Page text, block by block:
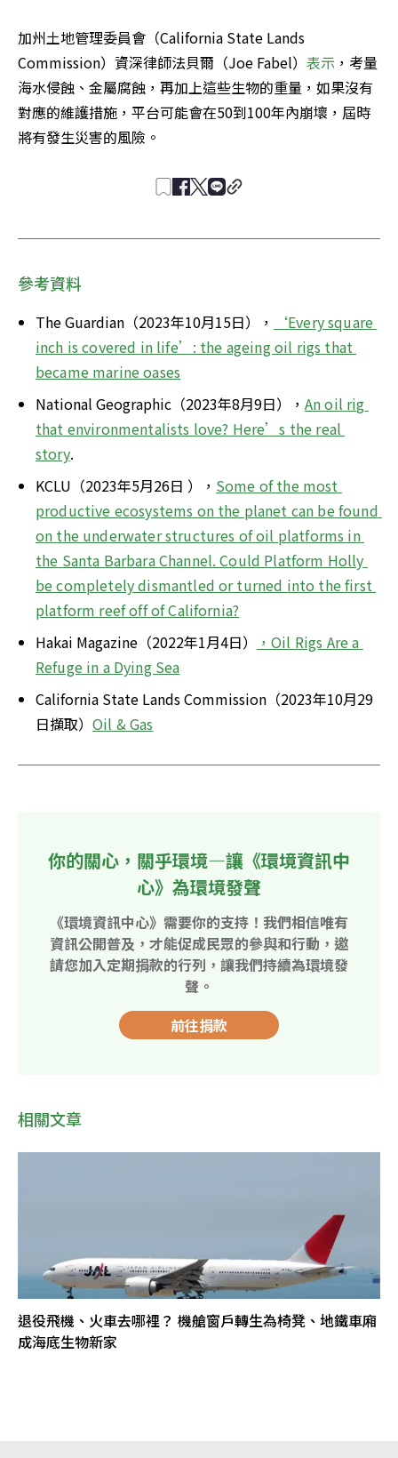
加州土地管理委員會（California State Lands
Commission）資深律師法貝爾（Joe Fabel） 表示 ，考量
海水侵蝕、金屬腐蝕，再加上這些生物的重量，如果沒有
對應的維護措施，平台可能會在50到100年內崩壞，屆時
將有發生災害的風險。
參考資料
The Guardian（2023年10月15日），
‘Every square
inch is covered in life’: the ageing oil rigs that
became marine oases
National Geographic（2023年8月9日）， An oil rig
that environmentalists love? Here’s the real
story.
KCLU（2023年5月26日 ）， Some of the most
productive ecosystems on the planet can be found
on the underwater structures of oil platforms in
the Santa Barbara Channel. Could Platform Holly
be completely dismantled or turned into the first
platform reef off of California?
Hakai Magazine（2022年1月4日）
，Oil Rigs Are a
Refuge in a Dying Sea
California State Lands Commission（2023年10月29
日擷取） Oil & Gas
你的關心，關乎環境—讓《環境資訊中
心》為環境發聲
《環境資訊中心》需要你的支持！我們相信唯有
資訊公開普及，才能促成民眾的參與和行動，邀
請您加入定期捐款的行列，讓我們持續為環境發
聲。
前往捐款
相關文章
退役飛機、火車去哪裡？ 機艙窗戶轉生為椅凳、地鐵車廂
成海底生物新家